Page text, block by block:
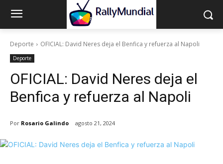
Deporte OFICIAL: David Neres deja el Benfica y refuerza al Napoli
Deporte
OFICIAL: David Neres deja el
Benfica y refuerza al Napoli
Por Rosario Galindo agosto 21, 2024